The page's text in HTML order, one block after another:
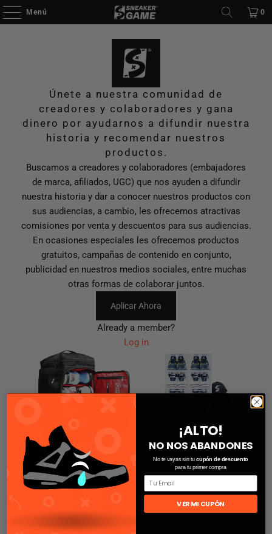
Menú 0
Únete a nuestra comunidad de
creadores y colaboradores y gana
dinero por ayudarnos a difundir nuestra
historia y recomendar nuestros
productos.
Buscamos a creadores y colaboradores (embajadores
de marca, afiliados, UGC) que nos ayuden a difundir
nuestra historia y dar a conocer nuestros productos con
sus audiencias, a cambio, les ofrecemos atractivas
comisiones por venta y descuentos para sus audiencias.
En ocasiones especiales les ofrecemos productos
gratuitos, campañas de contenido en conjunto,
publicidad en nuestros medios sociales, entre muchas
otras formas de colaborar juntos.
Aplicar Ahora
Already a member?
Log in
¡ALTO!
NO NOS ABANDONES
No te vayas sin tucupón de descuento
para tu primer compra
VER MI CUPÓN